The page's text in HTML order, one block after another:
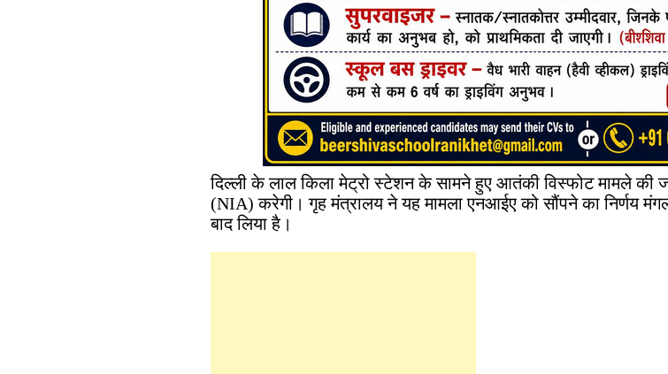
दिल्ली के लाल किला मेट्रो स्टेशन के सामने हुए आतंकी विस्फोट मामले की
(NIA) करेगी। गृह मंत्रालय ने यह मामला एनआईए को सौंपने का निर्णय
बाद लिया है।